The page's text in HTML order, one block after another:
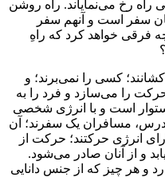
راه رخ می‌نمایاند. راه روشن
سفر است و آنهم سفر
فرقی خواهد کرد که راهِ
کسی را نمی‌برند؛ و
حرکت را می‌سازد و فرد را به
است و با انرژی شخصی
مسافران یک سفرند؛ آن
انرژی حرکتند؛ حرکت از
و از آنان صادر می‌شود.
و هر چیز که از جنس دانایی